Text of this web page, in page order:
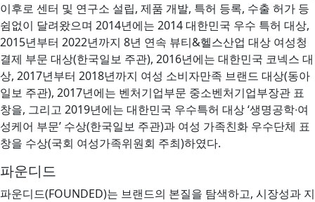
이후로 센터 및 연구소 설립, 제품 개발, 특허 등록, 수출 허가 등
쉼없이 달려왔으며 2014년에는 2014 대한민국 우수 특허 대상,
2015년부터 2022년까지 8년 연속 뷰티&헬스산업 대상 여성청
결제 부문 대상(한국일보 주관), 2016년에는 대한민국 코넥스 대
상, 2017년부터 2018년까지 여성 소비자만족 브랜드 대상(동아
일보 주관), 2017년에는 벤처기업부문 중소벤처기업부장관 표
창을, 그리고 2019년에는 대한민국 우수특허 대상 ‘생명공학∙여
성케어 부문’ 수상(한국일보 주관)과 여성 가족친화 우수단체 표
창을 수상(국회 여성가족위원회 주최)하였다.
파운디드
파운디드(FOUNDED)는 브랜드의 본질을 탐색하고, 시장성과 지